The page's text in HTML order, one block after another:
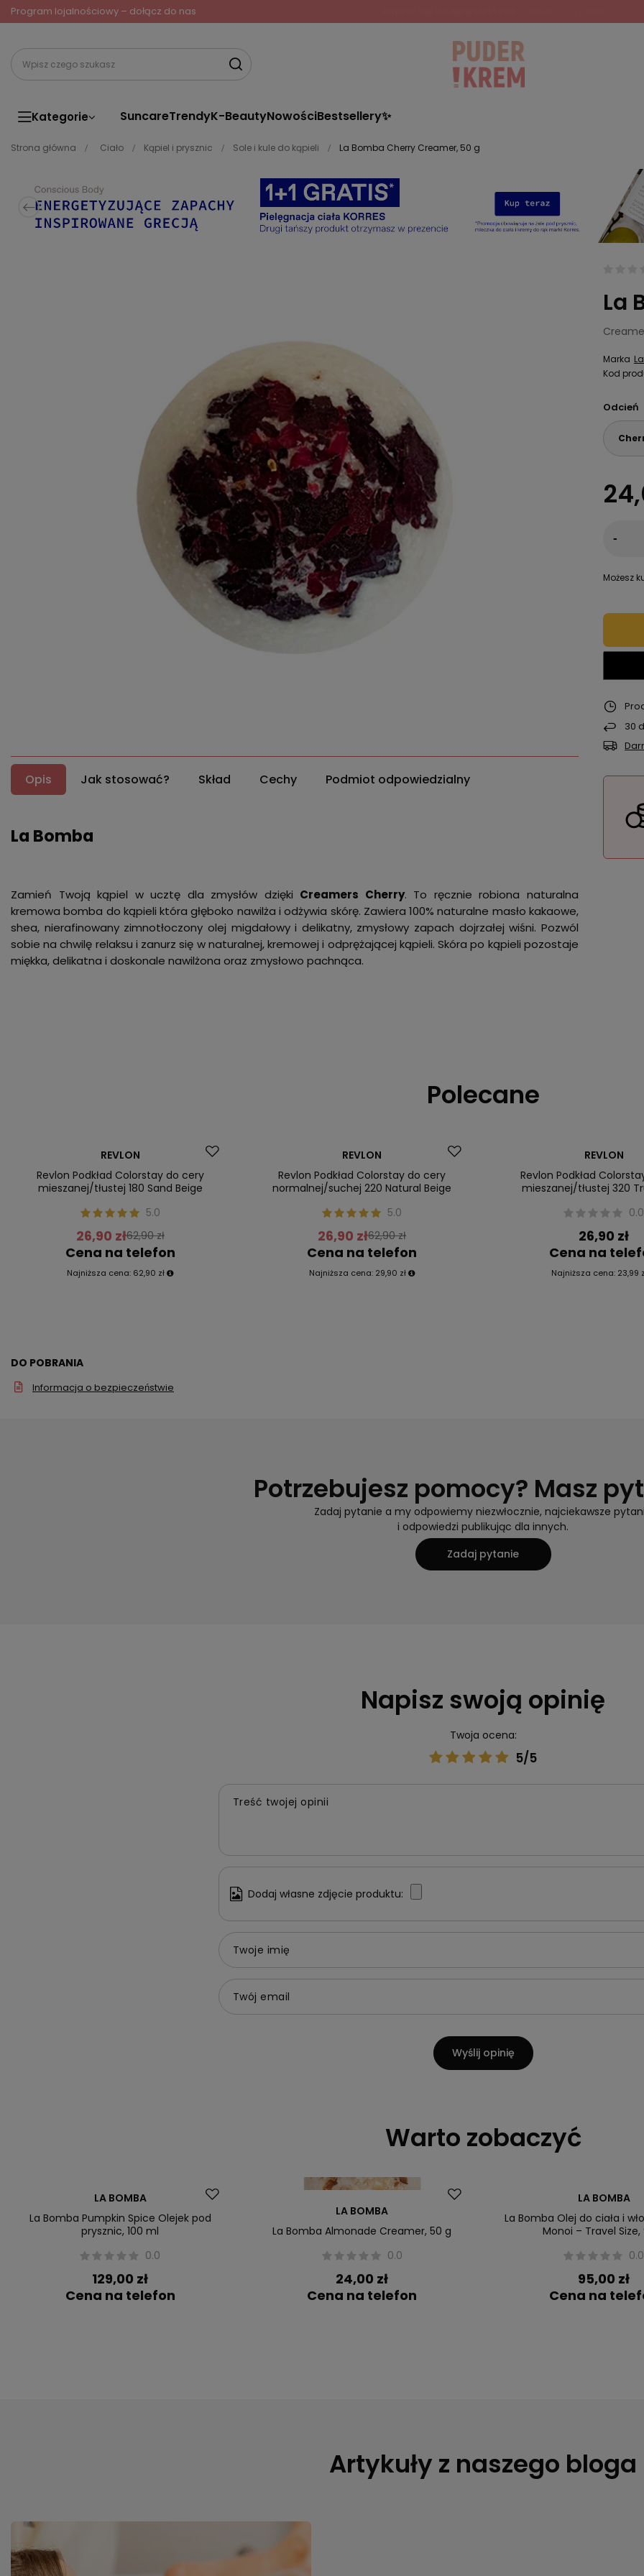
Program lojalnościowy – dołącz do nas
Kategorie SuncareTrendyK-BeautyNowościBestsellery✨
Strona główna Ciało Kąpiel i prysznic Sole i kule do kąpieli La Bomba Cherry Creamer, 50 g
Opis Jak stosować? Skład Cechy Podmiot odpowiedzialny
La Bomba
Zamień Twoją kąpiel w ucztę dla zmysłów dzięki Creamers Cherry. To ręcznie robiona naturalna
kremowa bomba do kąpieli która głęboko nawilża i odżywia skórę. Zawiera 100% naturalne masło kakaowe,
shea, nierafinowany zimnotłoczony olej migdałowy i delikatny, zmysłowy zapach dojrzałej wiśni. Pozwól
sobie na chwilę relaksu i zanurz się w naturalnej, kremowej i odprężającej kąpieli. Skóra po kąpieli pozostaje
miękka, delikatna i doskonale nawilżona oraz zmysłowo pachnąca.
La
Marka
Kod
Odcień
-
Możesz
30
Polecane
REVLON
Revlon Podkład Colorstay do cery
mieszanej/tłustej 180 Sand Beige
5.0
26,90 zł62,90 zł
Cena na telefon
Najniższa cena: 62,90 zł
REVLON
Revlon Podkład Colorstay do cery
normalnej/suchej 220 Natural Beige
5.0
26,90 zł62,90 zł
Cena na telefon
Najniższa cena: 29,90 zł
REVLON
Revlon Podkład
mieszanej/tłustej 320
0.0
26,90 zł
Cena na
Najniższa cena: 23,99
DO POBRANIA
Informacja o bezpieczeństwie
Potrzebujesz pomocy? Masz
Zadaj pytanie a my odpowiemy niezwłocznie, najciekawsze
i odpowiedzi publikując dla innych.
Zadaj pytanie
Napisz swoją opinię
Twoja ocena:
5/5
Treść twojej opinii
Dodaj własne zdjęcie produktu:
Twoje imię
Twój email
Wyślij opinię
Warto zobaczyć
LA BOMBA
La Bomba Pumpkin Spice Olejek pod
prysznic, 100 ml
0.0
129,00 zł
Cena na telefon
LA BOMBA
La Bomba Almonade Creamer, 50 g
0.0
24,00 zł
Cena na telefon
LA BOMBA
La Bomba Olej do ciała i
Monoi – Travel Size,
0.0
95,00 zł
Cena na
Artykuły z naszego bloga